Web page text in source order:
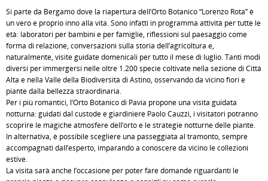
Si parte da Bergamo dove la riapertura dell’Orto Botanico “Lorenzo Rota” è
un vero e proprio inno alla vita. Sono infatti in programma attività per tutte le
età: laboratori per bambini e per famiglie, riflessioni sul paesaggio come
forma di relazione, conversazioni sulla storia dell’agricoltura e,
naturalmente, visite guidate domenicali per tutto il mese di luglio. Tanti modi
diversi per immergersi nelle oltre 1.200 specie coltivate nella sezione di Città
Alta e nella Valle della Biodiversità di Astino, osservando da vicino fiori e
piante dalla bellezza straordinaria.
Per i più romantici, l’Orto Botanico di Pavia propone una visita guidata
notturna: guidati dal custode e giardiniere Paolo Cauzzi, i visitatori potranno
scoprire le magiche atmosfere dell’orto e le strategie notturne delle piante.
In alternativa, è possibile scegliere una passeggiata al tramonto, sempre
accompagnati dall’esperto, imparando a conoscere da vicino le collezioni
estive.
La visita sarà anche l’occasione per poter fare domande riguardanti le